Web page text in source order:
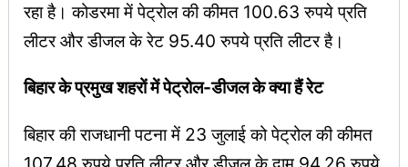
रहा है। कोडरमा में पेट्रोल की कीमत 100.63 रुपये प्रति
लीटर और डीजल के रेट 95.40 रुपये प्रति लीटर है।
बिहार के प्रमुख शहरों में पेट्रोल-डीजल के क्या हैं रेट
बिहार की राजधानी पटना में 23 जुलाई को पेट्रोल की कीमत